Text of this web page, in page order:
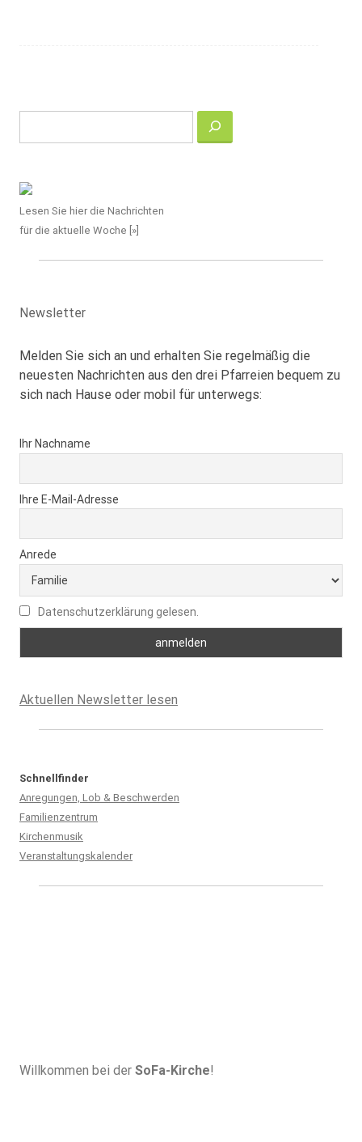
Lesen Sie hier die Nachrichten
für die aktuelle Woche [»]
Newsletter
Melden Sie sich an und erhalten Sie regelmäßig die
neuesten Nachrichten aus den drei Pfarreien bequem zu
sich nach Hause oder mobil für unterwegs:
Ihr Nachname
Ihre E-Mail-Adresse
Anrede
Datenschutzerklärung gelesen.
Aktuellen Newsletter lesen
Schnellfinder
Anregungen, Lob & Beschwerden
Familienzentrum
Kirchenmusik
Veranstaltungskalender
Willkommen bei der SoFa-Kirche!